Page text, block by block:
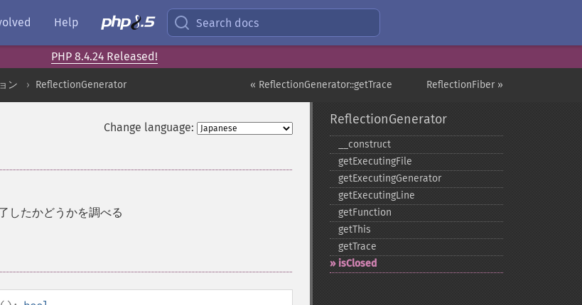
Help Search docs
PHP 8.4.24 Released!
ReflectionFiber »
« ReflectionGenerator::getTrace
ン ReflectionGenerator
Change language:
したかどうかを調べる
ReflectionGenerator
_​_​construct
getExecutingFile
getExecutingGenerator
getExecutingLine
getFunction
getThis
getTrace
isClosed